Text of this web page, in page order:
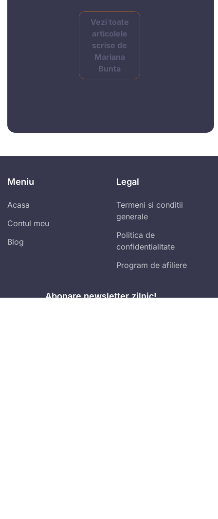
Vezi toate
articolele
scrise de
Mariana
Bunta
Meniu
Acasa
Contul meu
Blog
Legal
Termeni si conditii
generale
Politica de
confidentialitate
Program de afiliere
Abonare newsletter zilnic!